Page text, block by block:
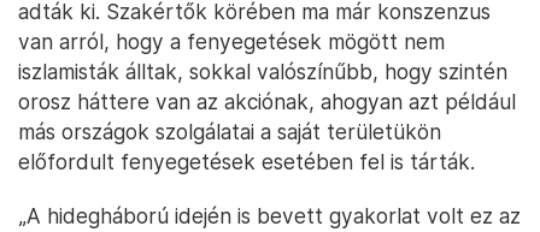
adták ki. Szakértők körében ma már konszenzus
van arról, hogy a fenyegetések mögött nem
iszlamisták álltak, sokkal valószínűbb, hogy szintén
orosz háttere van az akciónak, ahogyan azt például
más országok szolgálatai a saját területükön
előfordult fenyegetések esetében fel is tárták.
„A hidegháború idején is bevett gyakorlat volt ez az